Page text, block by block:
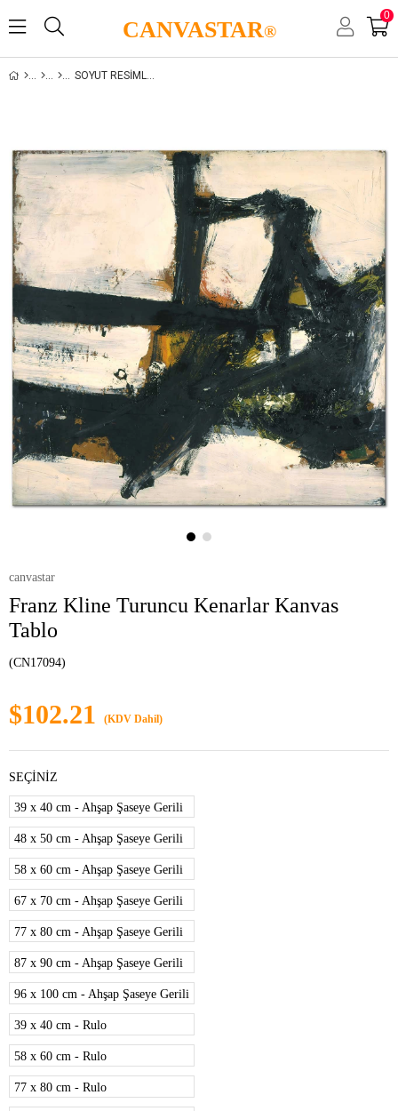
CANVASTAR®
0
SOYUT RESIMLER
canvastar
Franz Kline Turuncu Kenarlar Kanvas
Tablo
(CN17094)
$102.21 (KDV Dahil)
SEÇİNİZ
39 x 40 cm - Ahşap Şaseye Gerili
48 x 50 cm - Ahşap Şaseye Gerili
58 x 60 cm - Ahşap Şaseye Gerili
67 x 70 cm - Ahşap Şaseye Gerili
77 x 80 cm - Ahşap Şaseye Gerili
87 x 90 cm - Ahşap Şaseye Gerili
96 x 100 cm - Ahşap Şaseye Gerili
39 x 40 cm - Rulo
58 x 60 cm - Rulo
77 x 80 cm - Rulo